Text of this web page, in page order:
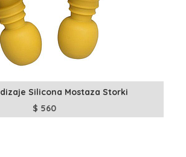
Silicona Mostaza Storki
$ 560